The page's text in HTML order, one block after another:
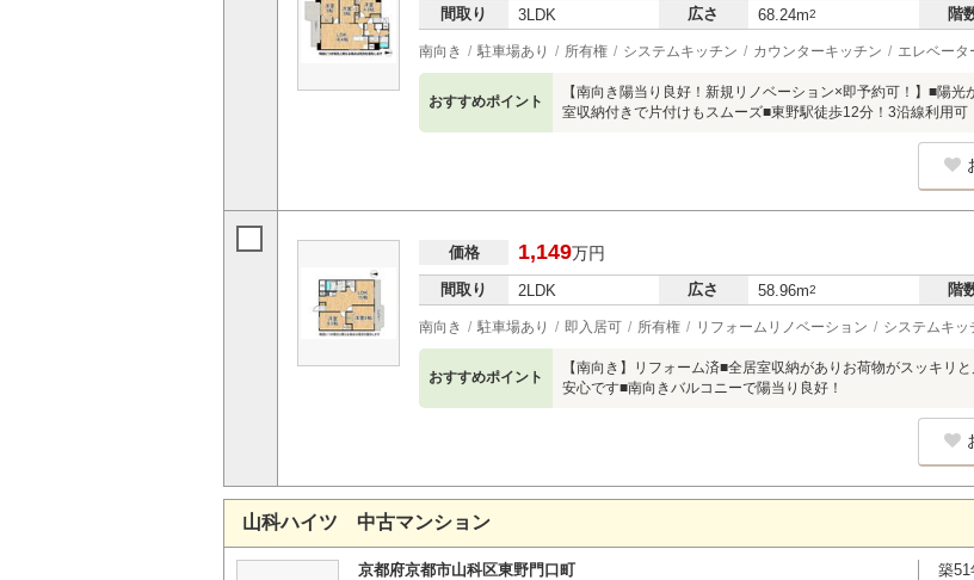
間取り 3LDK 広さ 68.24m2 階
南向き 駐車場あり 所有権 システムキッチン カウンターキッチン エレベータ
おすすめポイント
【南向き陽当り良好！新規リノベーション×即予約可！】■陽
室収納付きで片付けもスムーズ■東野駅徒歩12分！3沿線利用可
価格 1,149万円
間取り 2LDK 広さ 58.96m2 階
南向き 駐車場あり 即入居可 所有権 リフォームリノベーション システムキッ
おすすめポイント
【南向き】リフォーム済■全居室収納がありお荷物がスッキリ
安心です■南向きバルコニーで陽当り良好！
山科ハイツ 中古マンション
京都府京都市山科区東野門口町
築51